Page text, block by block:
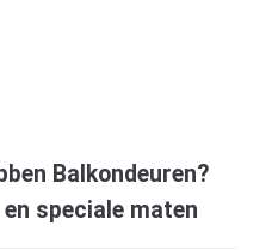
Balkondeuren?
speciale maten